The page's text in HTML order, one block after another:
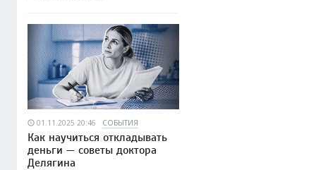
01.11.2025 20:46 СОБЫТИЯ
Как научиться откладывать
деньги — советы доктора
Делягина